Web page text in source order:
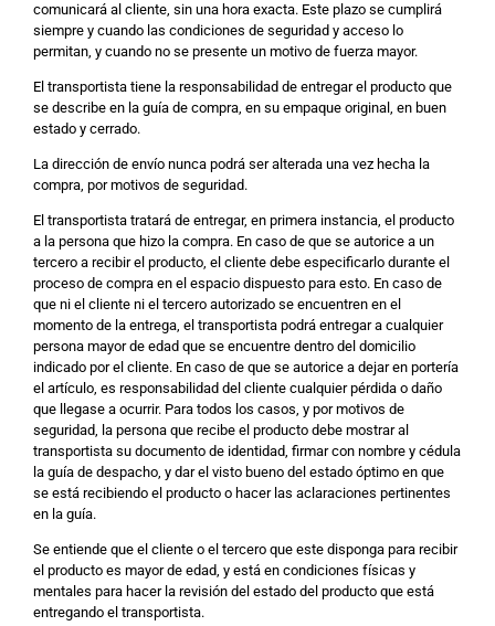
comunicará al cliente, sin una hora exacta. Este plazo se cumplirá
siempre y cuando las condiciones de seguridad y acceso lo
permitan, y cuando no se presente un motivo de fuerza mayor.
El transportista tiene la responsabilidad de entregar el producto que
se describe en la guía de compra, en su empaque original, en buen
estado y cerrado.
La dirección de envío nunca podrá ser alterada una vez hecha la
compra, por motivos de seguridad.
El transportista tratará de entregar, en primera instancia, el producto
a la persona que hizo la compra. En caso de que se autorice a un
tercero a recibir el producto, el cliente debe especificarlo durante el
proceso de compra en el espacio dispuesto para esto. En caso de
que ni el cliente ni el tercero autorizado se encuentren en el
momento de la entrega, el transportista podrá entregar a cualquier
persona mayor de edad que se encuentre dentro del domicilio
indicado por el cliente. En caso de que se autorice a dejar en portería
el artículo, es responsabilidad del cliente cualquier pérdida o daño
que llegase a ocurrir. Para todos los casos, y por motivos de
seguridad, la persona que recibe el producto debe mostrar al
transportista su documento de identidad, firmar con nombre y cédula
la guía de despacho, y dar el visto bueno del estado óptimo en que
se está recibiendo el producto o hacer las aclaraciones pertinentes
en la guía.
Se entiende que el cliente o el tercero que este disponga para recibir
el producto es mayor de edad, y está en condiciones físicas y
mentales para hacer la revisión del estado del producto que está
entregando el transportista.